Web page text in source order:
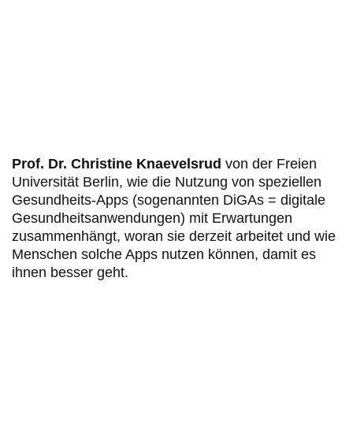
Prof. Dr. Christine Knaevelsrud von der Freien
Universität Berlin, wie die Nutzung von speziellen
Gesundheits-Apps (sogenannten DiGAs = digitale
Gesundheitsanwendungen) mit Erwartungen
zusammenhängt, woran sie derzeit arbeitet und wie
Menschen solche Apps nutzen können, damit es
ihnen besser geht.